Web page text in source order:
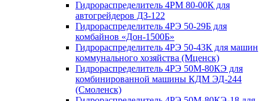
Гидрораспределитель 4РМ 80-00К для
автогрейдеров ДЗ-122
Гидрораспределитель 4РЭ 50-29Б для
комбайнов «Дон-1500Б»
Гидрораспределитель 4РЭ 50-43К для машин
коммунального хозяйства (Мценск)
Гидрораспределитель 4РЭ 50М-80КЭ для
комбинированной машины КДМ ЭД-244
(Смоленск)